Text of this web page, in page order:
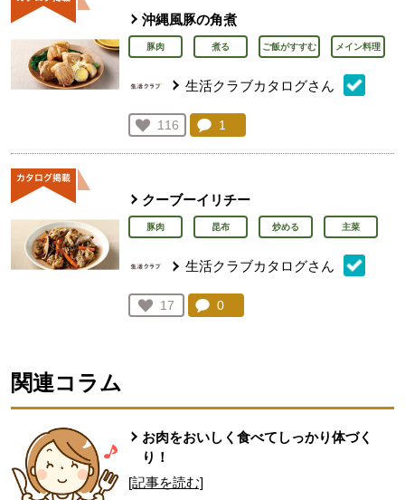
沖縄風豚の角煮
豚肉 煮る ご飯がすすむ メイン料理
生活クラブカタログさん
お気に入り登録：
116
人が登録
コメント：
1
クーブーイリチー
豚肉 昆布 炒める 主菜
生活クラブカタログさん
お気に入り登録：
17
人が登録
コメント：
0
関連コラム
お肉をおいしく食べてしっかり体づく
り！
[記事を読む]